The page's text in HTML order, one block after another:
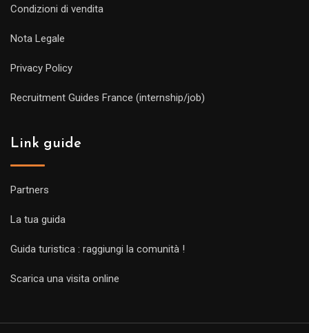
Condizioni di vendita
Nota Legale
Privacy Policy
Recruitment Guides France (internship/job)
Link guide
Partners
La tua guida
Guida turistica : raggiungi la comunità !
Scarica una visita online